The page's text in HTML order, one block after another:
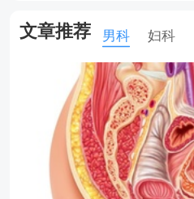
文章推荐 男科 妇科